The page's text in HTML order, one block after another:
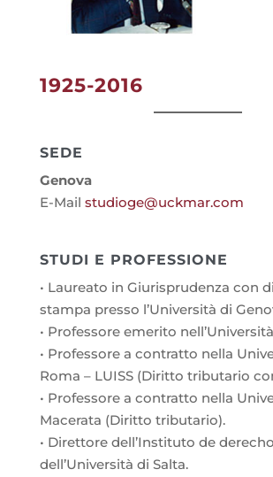
1925-2016
SEDE
Genova
E-Mail studioge@uckmar.com
STUDI E PROFESSIONE
• Laureato in Giurisprudenza con
stampa presso l’Università di
• Professore emerito
• Professore a contratto nella
Roma – LUISS (Diritto tributario
• Professore a contratto nella
Macerata (Diritto tributario).
• Direttore dell’Instituto de
dell’Università di Salta.